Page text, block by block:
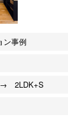
ン事例
2LDK+S